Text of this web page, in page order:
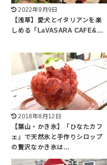
2022年9月9日
【浅草】愛犬とイタリアンを楽
しめる「LaVASARA CAFE&…
2018年8月12日
【葉山・かき氷】「ひなたカフ
ェ」で天然氷と手作りシロップ
の贅沢なかき氷は…